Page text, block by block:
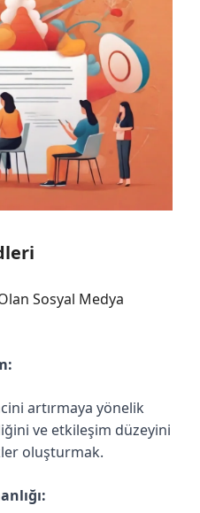
Sosyal Medya
artırmaya yönelik
ve etkileşim düzeyini
oluşturmak.